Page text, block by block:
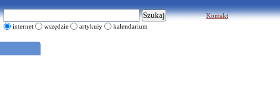
internet wszędzie artykuły kalendarium
Kontakt